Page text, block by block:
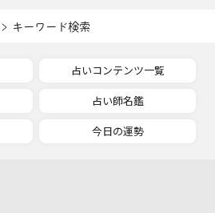
キーワード検索
占いコンテンツ一覧
占い師名鑑
今日の運勢